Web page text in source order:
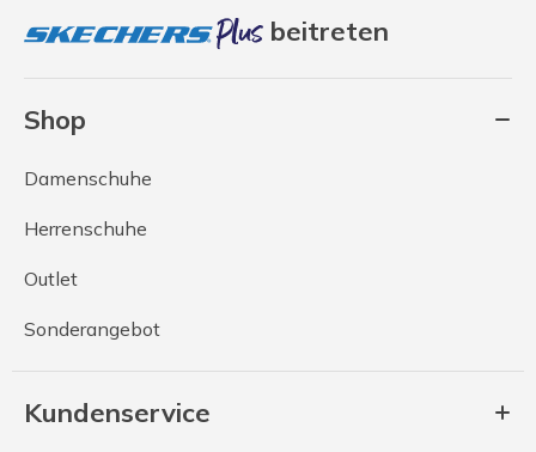
beitreten
Shop
Damenschuhe
Herrenschuhe
Outlet
Sonderangebot
Kundenservice